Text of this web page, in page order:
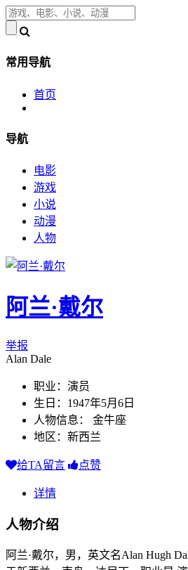
常用导航
首页
导航
电影
游戏
小说
动漫
人物
阿兰·戴尔
举报
Alan Dale
职业：演员
生日：1947年5月6日
人物信息： 金牛座
地区：新西兰
给TA留言 点赞
详情
人物介绍
阿兰·戴尔，男，英文名Alan Hugh